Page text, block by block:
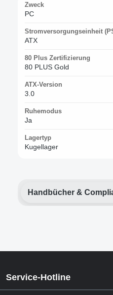
Zweck
PC
Stromversorgungseinheit
ATX
80 Plus Zertifizierung
80 PLUS Gold
ATX-Version
3.0
Ruhemodus
Ja
Lagertyp
Kugellager
Handbücher &
Service-Hotline